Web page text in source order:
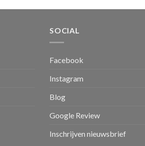
SOCIAL
Facebook
Instagram
Blog
Google Review
Inschrijven nieuwsbrief